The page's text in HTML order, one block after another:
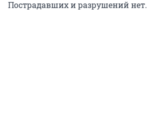
Пострадавших и разрушений нет.